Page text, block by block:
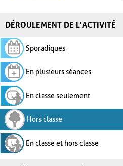
DÉROULEMENT DE L'ACTIVITÉ
Sporadiques
En plusieurs séances
En classe seulement
Hors classe
En classe et hors classe